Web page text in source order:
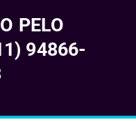
PELO
94866-